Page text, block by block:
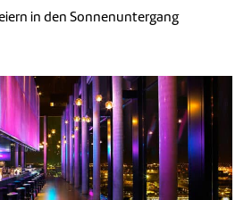
in den Sonnenuntergang